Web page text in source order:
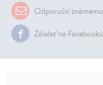
Odporučiť známemu
Zdielať na Facebooku